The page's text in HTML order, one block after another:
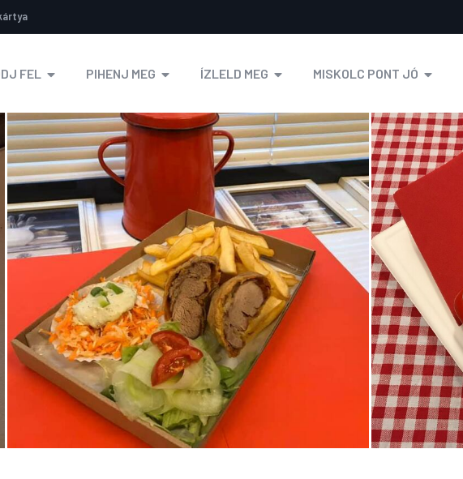
FEL PIHENJ MEG ÍZLELD MEG MISKOLC PONT JÓ